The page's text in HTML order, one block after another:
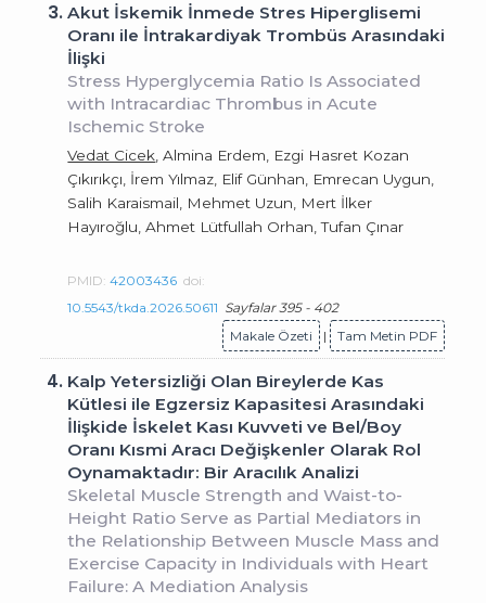
3.Akut İskemik İnmede Stres Hiperglisemi
Oranı ile İntrakardiyak Trombüs Arasındaki
İlişki
Stress Hyperglycemia Ratio Is Associated
with Intracardiac Thrombus in Acute
Ischemic Stroke
Vedat Cicek , Almina Erdem, Ezgi Hasret Kozan
Çıkırıkçı, İrem Yılmaz, Elif Günhan, Emrecan Uygun,
Salih Karaismail, Mehmet Uzun, Mert İlker
Hayıroğlu, Ahmet Lütfullah Orhan, Tufan Çınar
PMID:42003436 doi:
10.5543/tkda.2026.50611 Sayfalar 395 - 402
Makale Özeti
| Tam Metin PDF
4. Kalp Yetersizliği Olan Bireylerde Kas
Kütlesi ile Egzersiz Kapasitesi Arasındaki
İlişkide İskelet Kası Kuvveti ve Bel/Boy
Oranı Kısmi Aracı Değişkenler Olarak Rol
Oynamaktadır: Bir Aracılık Analizi
Skeletal Muscle Strength and Waist-to-
Height Ratio Serve as Partial Mediators in
the Relationship Between Muscle Mass and
Exercise Capacity in Individuals with Heart
Failure: A Mediation Analysis